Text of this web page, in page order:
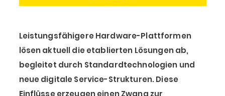
Leistungsfähigere Hardware-Plattformen
lösen aktuell die etablierten Lösungen ab,
begleitet durch Standardtechnologien und
neue digitale Service-Strukturen. Diese
Einflüsse erzeugen einen Zwang zur